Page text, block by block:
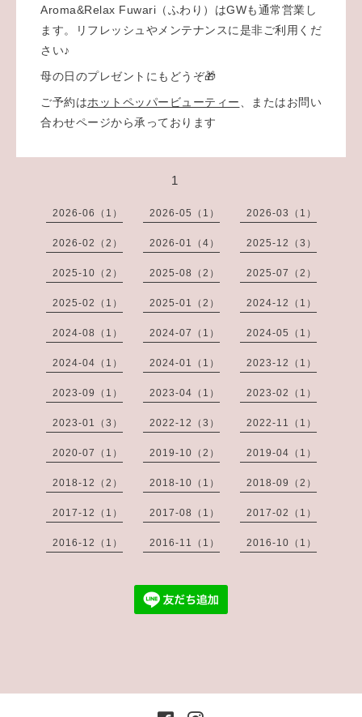
Aroma&Relax Fuwari（ふわり）はGWも通常営業し
ます。リフレッシュやメンテナンスに是非ご利用くだ
さい♪
母の日のプレゼントにもどうぞ🎁
ご予約はホットペッパービューティー 、またはお問い
合わせページから承っております
1
2026-06（1） 2026-05（1） 2026-03（1）
2026-02（2） 2026-01（4） 2025-12（3）
2025-10（2） 2025-08（2） 2025-07（2）
2025-02（1） 2025-01（2） 2024-12（1）
2024-08（1） 2024-07（1） 2024-05（1）
2024-04（1） 2024-01（1） 2023-12（1）
2023-09（1） 2023-04（1） 2023-02（1）
2023-01（3） 2022-12（3） 2022-11（1）
2020-07（1） 2019-10（2） 2019-04（1）
2018-12（2） 2018-10（1） 2018-09（2）
2017-12（1） 2017-08（1） 2017-02（1）
2016-12（1） 2016-11（1） 2016-10（1）